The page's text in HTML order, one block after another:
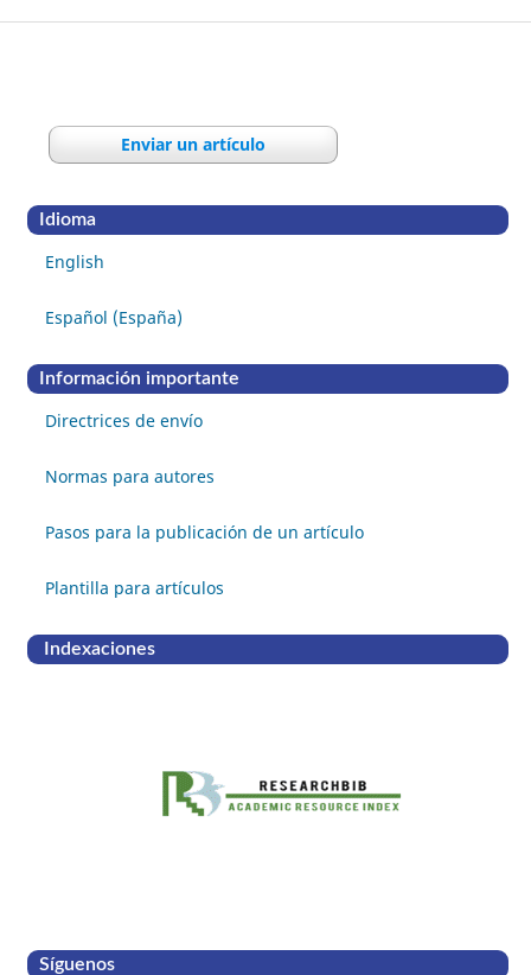
Enviar un artículo
Idioma
English
Español (España)
Información importante
Directrices de envío
Normas para autores
Pasos para la publicación de un artículo
Plantilla para artículos
Indexaciones
Síguenos